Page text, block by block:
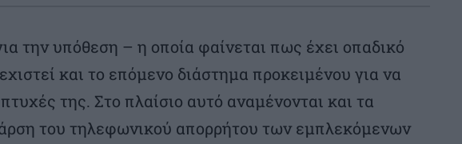
την υπόθεση – η οποία φαίνεται πως έχει οπαδικό
και το επόμενο διάστημα προκειμένου για να
της. Στο πλαίσιο αυτό αναμένονται και τα
του τηλεφωνικού απορρήτου των εμπλεκόμενων